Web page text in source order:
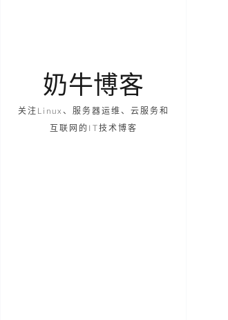
奶牛博客
关注Linux、服务器运维、云服务和
互联网的IT技术博客